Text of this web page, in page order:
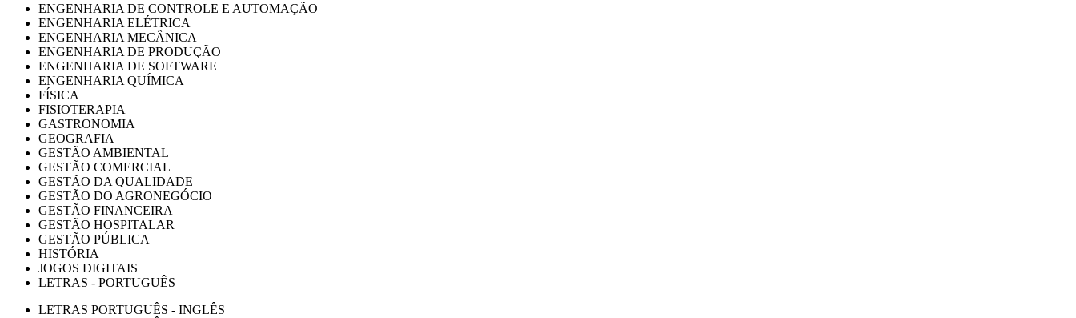
ENGENHARIA DE CONTROLE E AUTOMAÇÃO
ENGENHARIA ELÉTRICA
ENGENHARIA MECÂNICA
ENGENHARIA DE PRODUÇÃO
ENGENHARIA DE SOFTWARE
ENGENHARIA QUÍMICA
FÍSICA
FISIOTERAPIA
GASTRONOMIA
GEOGRAFIA
GESTÃO AMBIENTAL
GESTÃO COMERCIAL
GESTÃO DA QUALIDADE
GESTÃO DO AGRONEGÓCIO
GESTÃO FINANCEIRA
GESTÃO HOSPITALAR
GESTÃO PÚBLICA
HISTÓRIA
JOGOS DIGITAIS
LETRAS - PORTUGUÊS
LETRAS PORTUGUÊS - INGLÊS